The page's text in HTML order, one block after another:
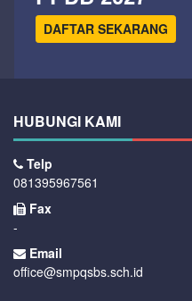
DAFTAR SEKARANG
HUBUNGI KAMI
Telp
081395967561
Fax
-
Email
office@smpqsbs.sch.id